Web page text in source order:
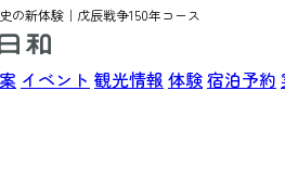
イベント 観光情報 体験宿泊予約
の新体験｜戊辰戦争150年コース